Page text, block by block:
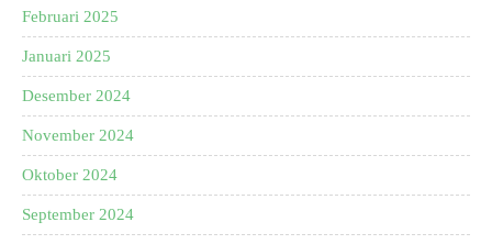
Februari 2025
Januari 2025
Desember 2024
November 2024
Oktober 2024
September 2024